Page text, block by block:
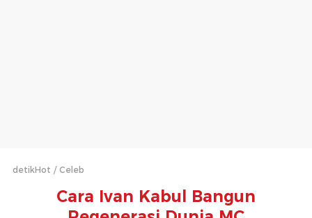
detikHot Celeb
Cara Ivan Kabul Bangun